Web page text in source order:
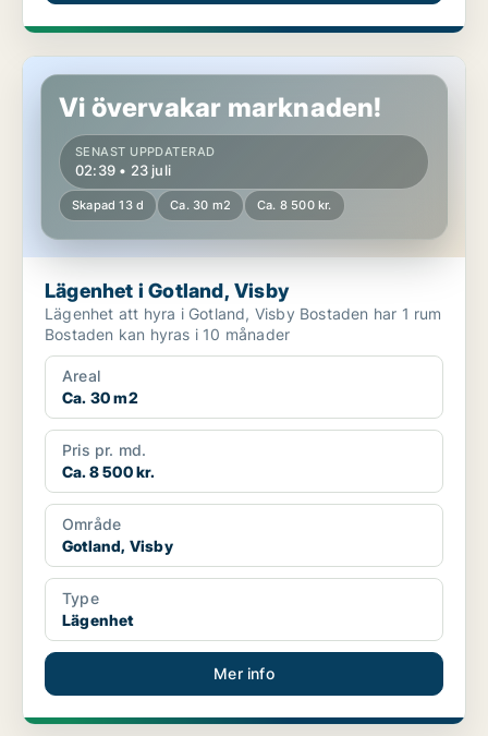
Lägenhet i Gotland, Visby
Vi övervakar marknaden!
SENAST UPPDATERAD
02:39 • 23 juli
Skapad 13 d Ca. 30 m2 Ca. 8 500 kr.
Lägenhet i Gotland, Visby
Lägenhet att hyra i Gotland, Visby Bostaden har 1 rum
Bostaden kan hyras i 10 månader
Areal
Ca. 30 m2
Pris pr. md.
Ca. 8 500 kr.
Område
Gotland, Visby
Type
Lägenhet
Mer info